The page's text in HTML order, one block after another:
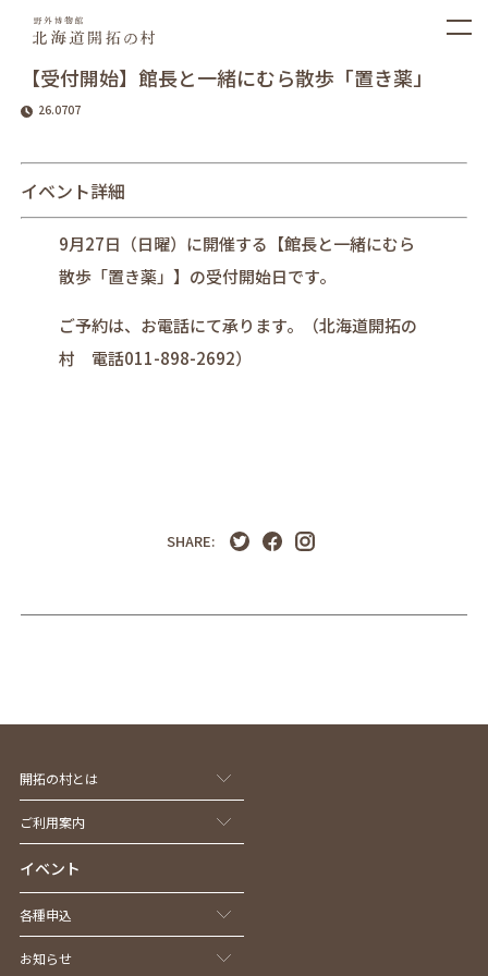
【受付開始】館長と一緒にむら散歩「置き薬」
26.0707
イベント詳細
9月27日（日曜）に開催する【館長と一緒にむら
散歩「置き薬」 】の受付開始日です。
ご予約は、お電話にて承ります。（北海道開拓の
村 電話011-898-2692）
SHARE:
開拓の村とは
ご利用案内
イベント
各種申込
お知らせ